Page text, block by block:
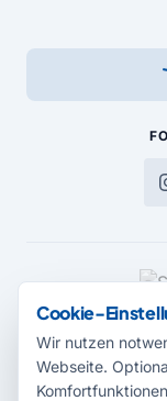
MEDIENPARTNER
Cookie-
Wir nutzen
Webseite.